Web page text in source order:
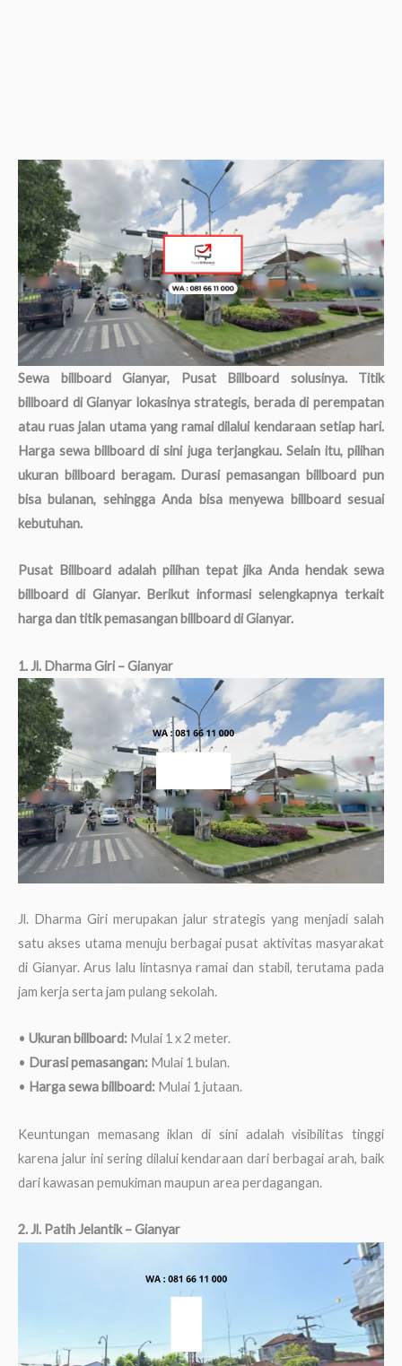
Sewa billboard Gianyar, Pusat Billboard solusinya. Titik
billboard di Gianyar lokasinya strategis, berada di perempatan
atau ruas jalan utama yang ramai dilalui kendaraan setiap hari.
Harga sewa billboard di sini juga terjangkau. Selain itu, pilihan
ukuran billboard beragam. Durasi pemasangan billboard pun
bisa bulanan, sehingga Anda bisa menyewa billboard sesuai
kebutuhan.
Pusat Billboard adalah pilihan tepat jika Anda hendak sewa
billboard di Gianyar. Berikut informasi selengkapnya terkait
harga dan titik pemasangan billboard di Gianyar.
1. Jl. Dharma Giri – Gianyar
Jl. Dharma Giri merupakan jalur strategis yang menjadi salah
satu akses utama menuju berbagai pusat aktivitas masyarakat
di Gianyar. Arus lalu lintasnya ramai dan stabil, terutama pada
jam kerja serta jam pulang sekolah.
• Ukuran billboard: Mulai 1 x 2 meter.
• Durasi pemasangan: Mulai 1 bulan.
• Harga sewa billboard: Mulai 1 jutaan.
Keuntungan memasang iklan di sini adalah visibilitas tinggi
karena jalur ini sering dilalui kendaraan dari berbagai arah, baik
dari kawasan pemukiman maupun area perdagangan.
2. Jl. Patih Jelantik – Gianyar